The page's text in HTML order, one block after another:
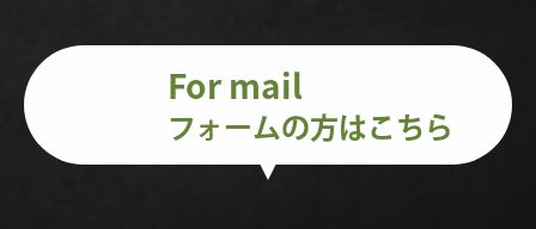
For mail
フォームの方はこちら